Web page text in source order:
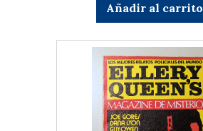
Añadir al carrito